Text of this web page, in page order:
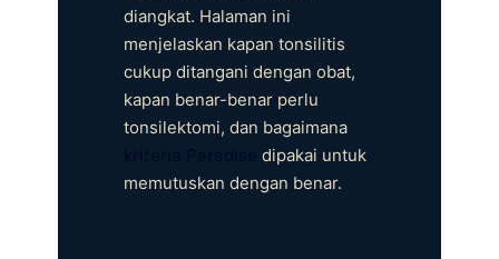
diangkat. Halaman ini
menjelaskan kapan tonsilitis
cukup ditangani dengan obat,
kapan benar-benar perlu
tonsilektomi, dan bagaimana
dipakai untuk
memutuskan dengan benar.